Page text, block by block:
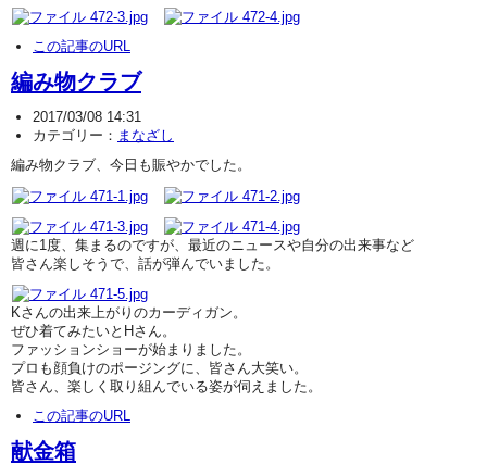
この記事のURL
編み物クラブ
2017/03/08 14:31
カテゴリー： まなざし
編み物クラブ、今日も賑やかでした。
週に1度、集まるのですが、最近のニュースや自分の出来事など
皆さん楽しそうで、話が弾んでいました。
Kさんの出来上がりのカーディガン。
ぜひ着てみたいとHさん。
ファッションショーが始まりました。
プロも顔負けのポージングに、皆さん大笑い。
皆さん、楽しく取り組んでいる姿が伺えました。
この記事のURL
献金箱